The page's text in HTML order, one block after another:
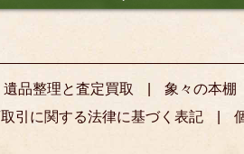
遺品整理と査定買取 象々の本棚
引に関する法律に基づく表記